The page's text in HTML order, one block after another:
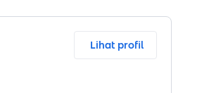
Lihat profil